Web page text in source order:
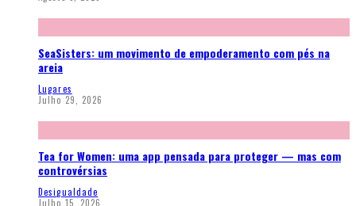
SeaSisters: um movimento de empoderamento com pés na
areia
Lugares
Julho 29, 2026
Tea for Women: uma app pensada para proteger — mas com
controvérsias
Desigualdade
Julho 15, 2026